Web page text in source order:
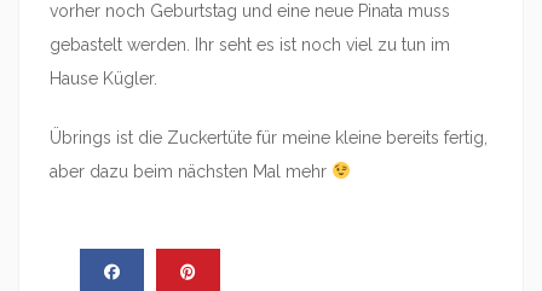
vorher noch Geburtstag und eine neue Pinata muss
gebastelt werden. Ihr seht es ist noch viel zu tun im
Hause Kügler.
Übrings ist die Zuckertüte für meine kleine bereits fertig,
aber dazu beim nächsten Mal mehr